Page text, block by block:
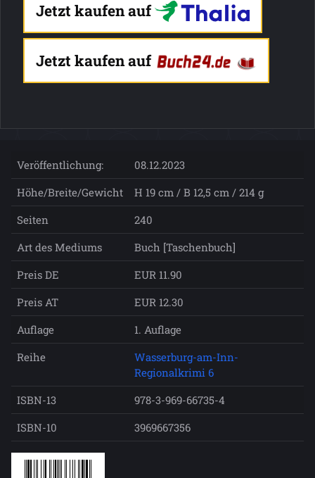
Jetzt kaufen auf
Jetzt kaufen auf
Veröffentlichung:
08.12.2023
Höhe/Breite/Gewicht
H 19 cm / B 12,5 cm / 214 g
Seiten
240
Art des Mediums
Buch [Taschenbuch]
Preis DE
EUR 11.90
Preis AT
EUR 12.30
Auflage
1. Auflage
Reihe
Wasserburg-am-Inn-
Regionalkrimi 6
ISBN-13
978-3-969-66735-4
ISBN-10
3969667356